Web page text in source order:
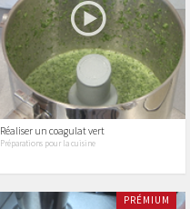
Réaliser un coagulat vert
Préparations pour la cuisine
PRÉMIUM